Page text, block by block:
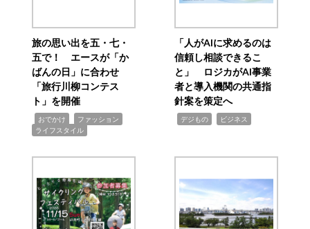
旅の思い出を五・七・
五で！ エースが「か
ばんの日」に合わせ
「旅行川柳コンテス
ト」を開催
おでかけ ファッション
ライフスタイル
「人がAIに求めるのは
信頼し相談できるこ
と」 ロジカがAI事業
者と導入機関の共通指
針案を策定へ
デジもの ビジネス